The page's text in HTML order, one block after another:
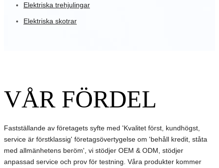
Elektriska trehjulingar
Elektriska skotrar
VÅR FÖRDEL
Fastställande av företagets syfte med 'Kvalitet först, kundhögst,
service är förstklassig' företagsövertygelse om 'behåll kredit, ståta
med allmänhetens beröm', vi stödjer OEM & ODM, stödjer
anpassad service och prov för testning. Våra produkter kommer